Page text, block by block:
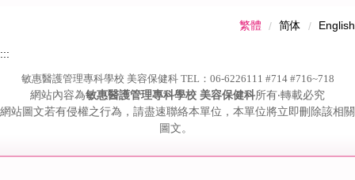
繁體 简体 English
:::
敏惠醫護管理專科學校 美容保健科 TEL：06-6226111 #714 #716~718
網站內容為敏惠醫護管理專科學校 美容保健科所有‧轉載必究
網站圖文若有侵權之行為，請盡速聯絡本單位，本單位將立即刪除該相關
圖文。